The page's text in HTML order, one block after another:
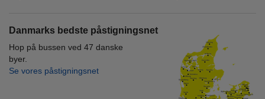
Danmarks bedste påstigningsnet
Hop på bussen ved 47 danske
byer.
Se vores påstigningsnet